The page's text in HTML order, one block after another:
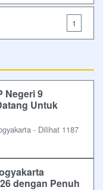
1
Negeri 9
Untuk
- Dilihat 1187
dengan Penuh